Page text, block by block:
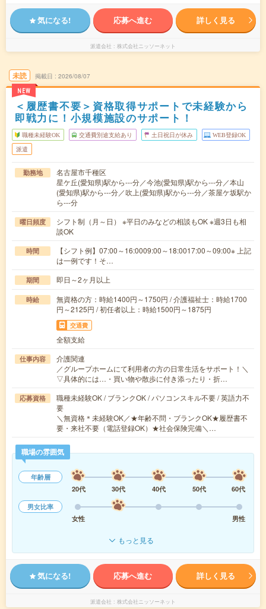
気になる! 応募へ進む 詳しく見る
派遣会社 株式会社ニッソーネット
未読
NEW
掲載日 2026/08/07
＜履歴書不要＞資格取得サポートで未経験から
即戦力に！小規模施設のサポート！
職種未経験OK 交通費別途支給あり 土日祝日が休み WEB登録OK
派遣
勤務地
名古屋市千種区
星ケ丘(愛知県)駅から---分／今池(愛知県)駅から---分／本山
(愛知県)駅から---分／吹上(愛知県)駅から---分／茶屋ケ坂駅か
ら---分
曜日頻度
シフト制（月～日） ※平日のみなどの相談もOK ※週3日も相
談OK
時間
【シフト例】07:00～16:0009:00～18:0017:00～09:00※ 上記
は一例です！そ…
期間 即日～2ヶ月以上
時給
無資格の方：時給1400円～1750円 / 介護福祉士：時給1700
円～2125円 / 初任者以上：時給1500円～1875円
交通費
全額支給
仕事内容
介護関連
／グループホームにて利用者の方の日常生活をサポート！＼
▽具体的には…・買い物や散歩に付き添ったり・折…
応募資格
職種未経験OK / ブランクOK / パソコンスキル不要 / 英語力不
要
＼無資格＊未経験OK／★年齢不問・ブランクOK★履歴書不
要・来社不要（電話登録OK）★社会保険完備＼…
職場の雰囲気
年齢層
20代
30代 40代 50代
60代
男女比率
女性
男性
もっと見る
気になる! 応募へ進む 詳しく見る
派遣会社 株式会社ニッソーネット